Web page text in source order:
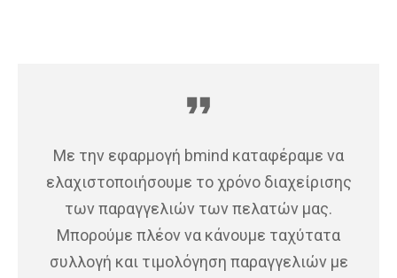
format_quote
Με την εφαρμογή bmind καταφέραμε να
ελαχιστοποιήσουμε το χρόνο διαχείρισης
των παραγγελιών των πελατών μας.
Μπορούμε πλέον να κάνουμε ταχύτατα
συλλογή και τιμολόγηση παραγγελιών με